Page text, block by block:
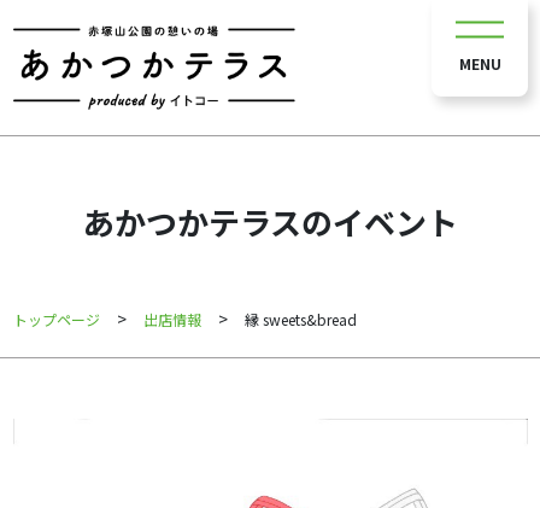
MENU
あかつかテラスのイベント
トップページ > 出店情報> 縁 sweets&bread